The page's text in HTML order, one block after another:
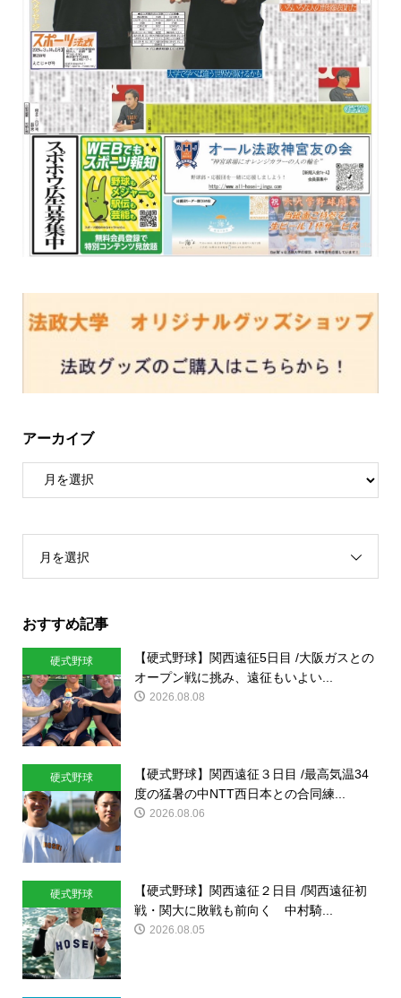
アーカイブ
月を選択
おすすめ記事
硬式野球
【硬式野球】関西遠征5日目 /大阪ガスとの
オープン戦に挑み、遠征もいよい...
2026.08.08
硬式野球
【硬式野球】関西遠征３日目 /最高気温34
度の猛暑の中NTT西日本との合同練...
2026.08.06
硬式野球
【硬式野球】関西遠征２日目 /関西遠征初
戦・関大に敗戦も前向く 中村騎...
2026.08.05